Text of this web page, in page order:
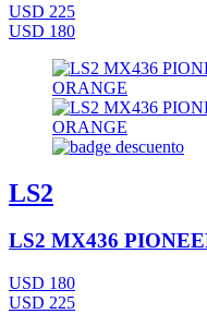
USD 225
USD 180
LS2
LS2 MX436
USD 180
USD 225